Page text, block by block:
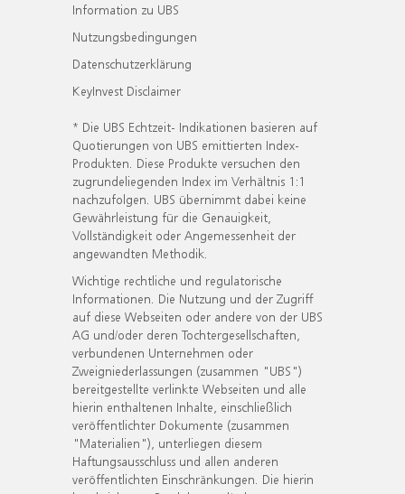
Information zu UBS
Nutzungsbedingungen
Datenschutzerklärung
KeyInvest Disclaimer
* Die UBS Echtzeit- Indikationen basieren auf
Quotierungen von UBS emittierten Index-
Produkten. Diese Produkte versuchen den
zugrundeliegenden Index im Verhältnis 1:1
nachzufolgen. UBS übernimmt dabei keine
Gewährleistung für die Genauigkeit,
Vollständigkeit oder Angemessenheit der
angewandten Methodik.
Wichtige rechtliche und regulatorische
Informationen. Die Nutzung und der Zugriff
auf diese Webseiten oder andere von der UBS
AG und/oder deren Tochtergesellschaften,
verbundenen Unternehmen oder
Zweigniederlassungen (zusammen "UBS")
bereitgestellte verlinkte Webseiten und alle
hierin enthaltenen Inhalte, einschließlich
veröffentlichter Dokumente (zusammen
"Materialien"), unterliegen diesem
Haftungsausschluss und allen anderen
veröffentlichten Einschränkungen. Die hierin